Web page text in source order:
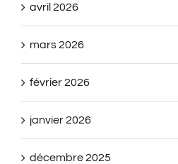
avril 2026
mars 2026
février 2026
janvier 2026
décembre 2025